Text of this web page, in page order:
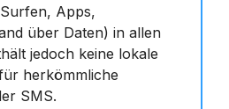
Apps,
über Daten) in allen
jedoch keine lokale
herkömmliche
SMS.